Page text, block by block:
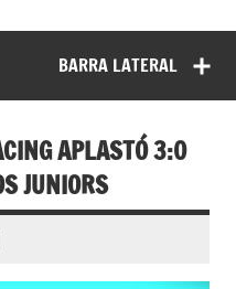
BARRA LATERAL
APLASTÓ 3:0
JUNIORS